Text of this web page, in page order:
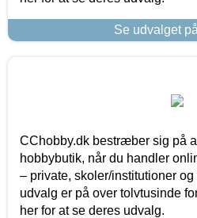
Se udvalget
CChobby.dk bestræber sig på
hobbybutik, når du handler
– private, skoler/institutioner
udvalg er på over tolvtusinde
her for at se deres udvalg.